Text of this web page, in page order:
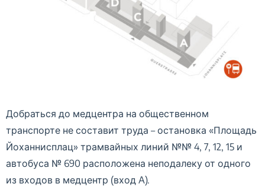
Добраться до медцентра на общественном
транспорте не составит труда – остановка «Площадь
Йоханнисплац» трамвайных линий №№ 4, 7, 12, 15 и
автобуса № 690 расположена неподалеку от одного
из входов в медцентр (вход A).